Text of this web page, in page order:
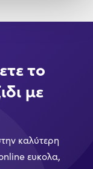
το
με
καλύτερη
online ευκολα,